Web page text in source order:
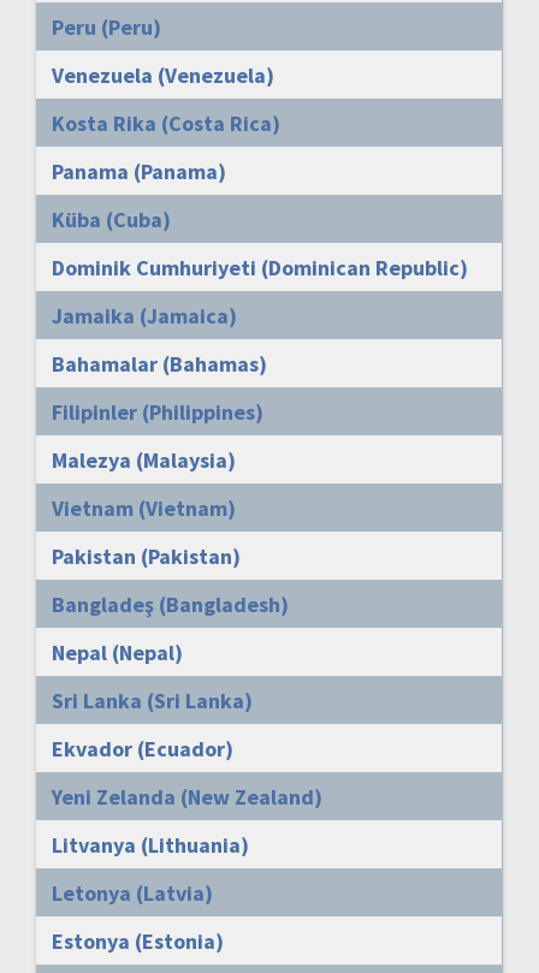
Peru (Peru)
Venezuela (Venezuela)
Kosta Rika (Costa Rica)
Panama (Panama)
Küba (Cuba)
Dominik Cumhuriyeti (Dominican Republic)
Jamaika (Jamaica)
Bahamalar (Bahamas)
Filipinler (Philippines)
Malezya (Malaysia)
Vietnam (Vietnam)
Pakistan (Pakistan)
Bangladeş (Bangladesh)
Nepal (Nepal)
Sri Lanka (Sri Lanka)
Ekvador (Ecuador)
Yeni Zelanda (New Zealand)
Litvanya (Lithuania)
Letonya (Latvia)
Estonya (Estonia)